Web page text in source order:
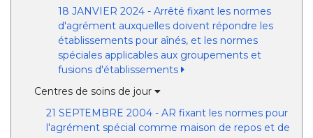
18 JANVIER 2024 - Arrêté fixant les normes
d'agrément auxquelles doivent répondre les
établissements pour aînés, et les normes
spéciales applicables aux groupements et
fusions d'établissements
Centres de soins de jour
21 SEPTEMBRE 2004 - AR fixant les normes pour
l'agrément spécial comme maison de repos et de